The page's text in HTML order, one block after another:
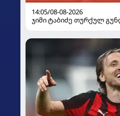
14:05/08-08-2026
ჯიმი ტაბიძე თურქულ